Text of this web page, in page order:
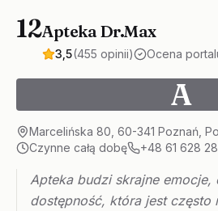
12Apteka Dr.Max
3,5(455 opinii) Ocena
A
Marcelińska 80, 60-341 Poznań,
Czynne całą dobę
+48 61 628 28
Apteka budzi skrajne emocje,
dostępność, która jest często